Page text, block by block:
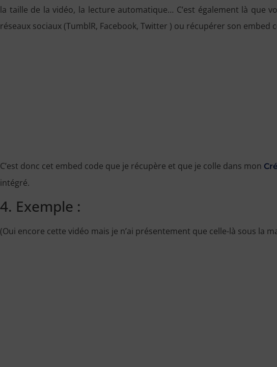
la taille de la vidéo, la lecture automatique… C’est également là que
réseaux sociaux (TumblR, Facebook, Twitter ) ou récupérer son embed
C’est donc cet embed code que je récupère et que je colle dans mon
intégré.
4. Exemple :
(Oui encore cette vidéo mais je n’ai présentement que celle-là sous la